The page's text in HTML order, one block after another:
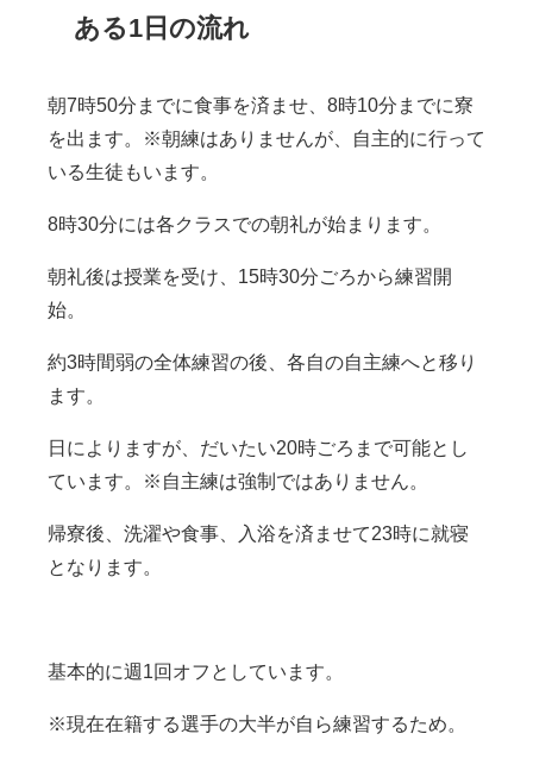
ある1日の流れ
朝7時50分までに食事を済ませ、 8時10分までに寮
を出ます。※朝練はありませんが、自主的に行って
いる生徒もいます。
8時30分には各クラスでの朝礼が始まります。
朝礼後は授業を受け、 15時30分ごろから練習開
始。
約3時間弱の全体練習の後、各自の自主練へと移り
ます。
日によりますが、だいたい20時ごろまで可能とし
ています。※自主練は強制ではありません。
帰寮後、洗濯や食事、入浴を済ませて23時に就寝
となります。
基本的に週 1 回オフとしています。
※現在在籍する選手の大半が自ら練習するため。